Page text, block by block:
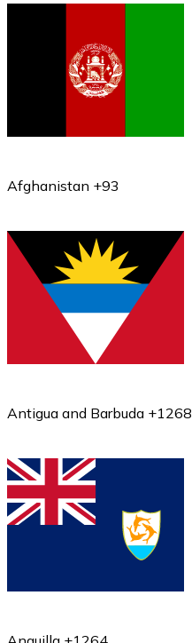
Afghanistan +93
Antigua and Barbuda +1268